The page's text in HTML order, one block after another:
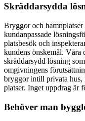
Skräddarsydda
Bryggor och
kundanpassade
platsbesök och
kundens önskemål. Våra
skräddarsydd lösning
omgivningens
bryggor intill privata hus,
platser. Inget uppdrag är
Behöver man